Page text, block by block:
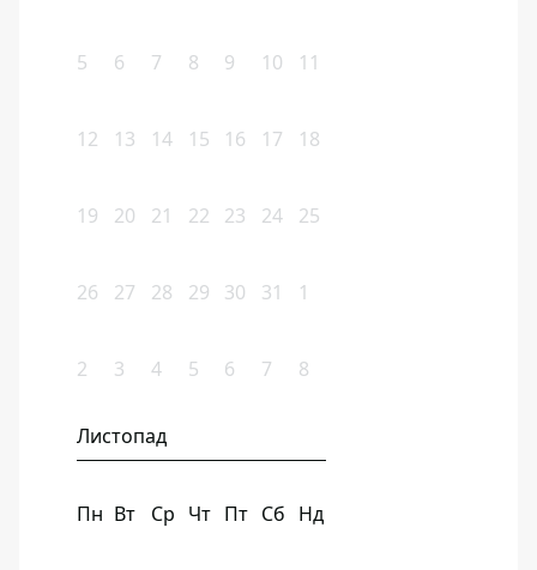
5 6 7 8 9 10 11
12 13 14 15 16 17 18
19 20 21 22 23 24 25
26 27 28 29 30 31 1
2 3 4 5 6 7 8
Листопад
Пн Вт Ср Чт Пт Сб Нд